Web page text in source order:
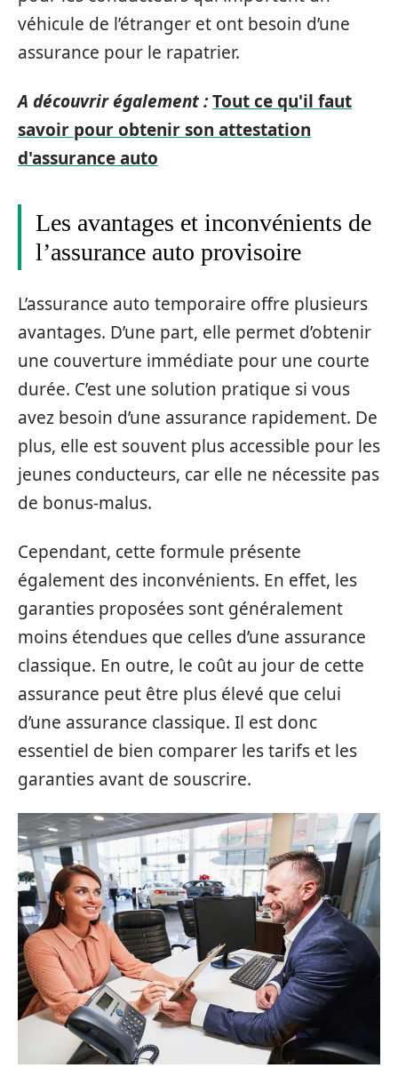
véhicule de l’étranger et ont besoin d’une
assurance pour le rapatrier.
A découvrir également :Tout ce qu'il faut
savoir pour obtenir son attestation
d'assurance auto
Les avantages et inconvénients de
l’assurance auto provisoire
L’assurance auto temporaire offre plusieurs
avantages. D’une part, elle permet d’obtenir
une couverture immédiate pour une courte
durée. C’est une solution pratique si vous
avez besoin d’une assurance rapidement. De
plus, elle est souvent plus accessible pour les
jeunes conducteurs, car elle ne nécessite pas
de bonus-malus.
Cependant, cette formule présente
également des inconvénients. En effet, les
garanties proposées sont généralement
moins étendues que celles d’une assurance
classique. En outre, le coût au jour de cette
assurance peut être plus élevé que celui
d’une assurance classique. Il est donc
essentiel de bien comparer les tarifs et les
garanties avant de souscrire.